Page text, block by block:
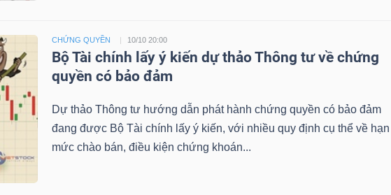
CHỨNG QUYỀN 10/10 20:00
Bộ Tài chính lấy ý kiến dự thảo Thông tư về chứng
quyền có bảo đảm
Dự thảo Thông tư hướng dẫn phát hành chứng quyền có bảo đảm
đang được Bộ Tài chính lấy ý kiến, với nhiều quy định cụ thể về hạn
mức chào bán, điều kiện chứng khoán...